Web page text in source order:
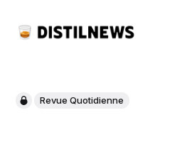
Revue Quotidienne